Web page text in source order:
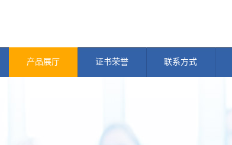
产品展厅 证书荣誉 联系方式